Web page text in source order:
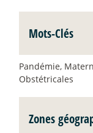
Mots-Clés
Pandémie,
Obstétricales
Zones